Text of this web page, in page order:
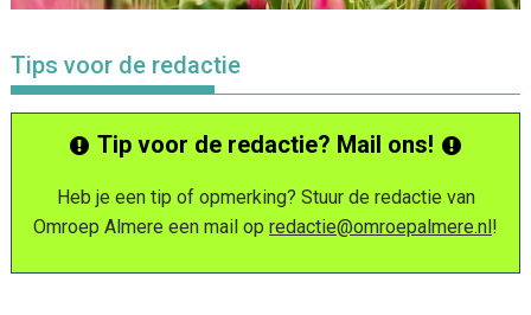
Tips voor de redactie
Tip voor de redactie? Mail ons!
Heb je een tip of opmerking? Stuur de redactie van
Omroep Almere een mail op redactie@omroepalmere.nl!